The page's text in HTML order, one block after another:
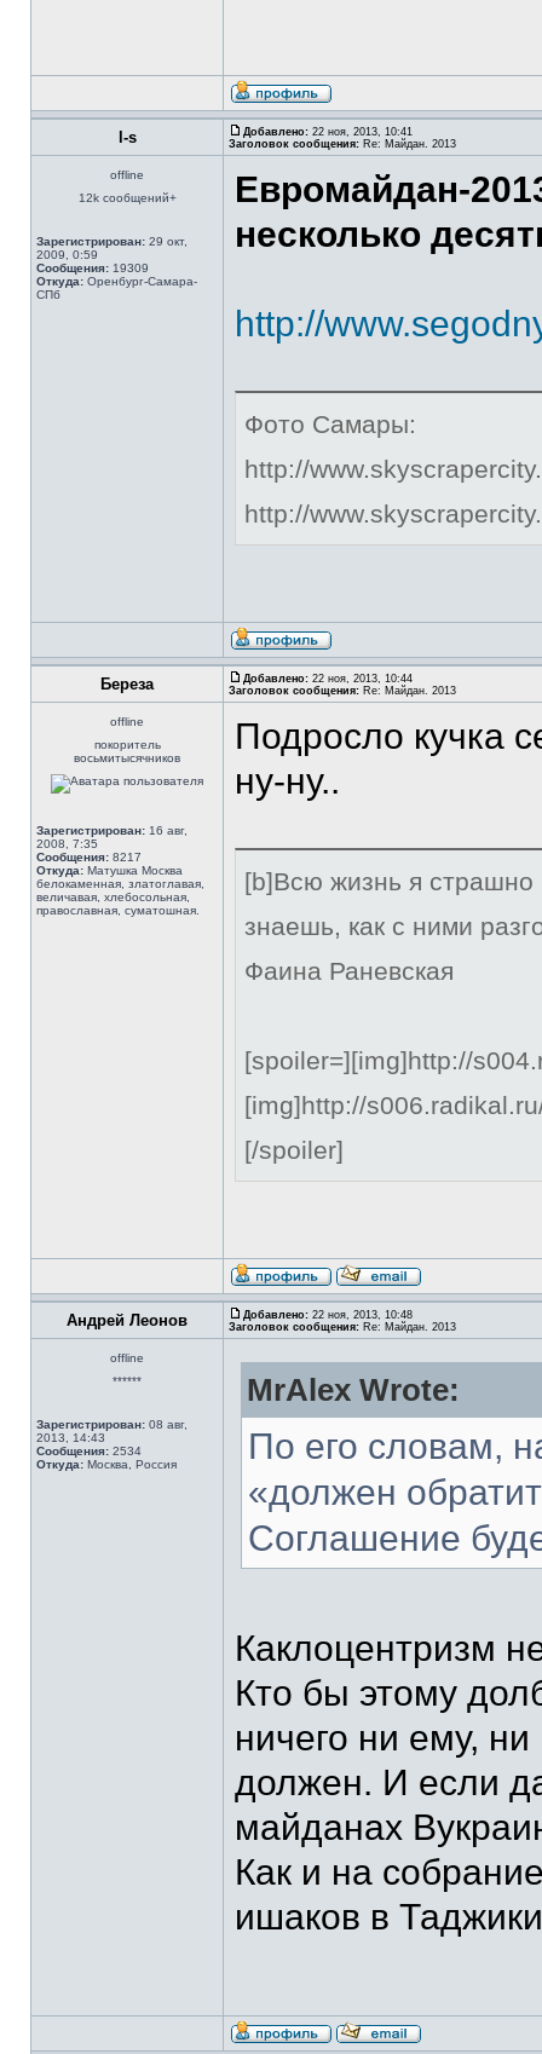
l-s Добавлено: 22 ноя, 2013, 10:41
Заголовок сообщения: Re: Майдан. 2013
offline
12k сообщений+
Зарегистрирован: 29 окт,
2009, 0:59
Сообщения: 19309
Откуда: Оренбург-Самара-
СПб
Евромайдан-
несколько
http://
Фото Самары:
http://
http://
Береза Добавлено: 22 ноя, 2013, 10:44
Заголовок сообщения: Re: Майдан. 2013
offline
покоритель
восьмитысячников
Зарегистрирован: 16 авг,
2008, 7:35
Сообщения: 8217
Откуда: Матушка Москва
белокаменная, златоглавая,
величавая, хлебосольная,
православная, суматошная.
Подросло кучка
ну-ну..
[b]Всю жизнь я страшно
знаешь, как с ними
Фаина Раневская
[spoiler=][img]http://
[img]http://
[/spoiler]
Андрей Леонов Добавлено: 22 ноя, 2013, 10:48
Заголовок сообщения: Re: Майдан. 2013
offline
******
Зарегистрирован: 08 авг,
2013, 14:43
Сообщения: 2534
Откуда: Москва, Россия
MrAlex Wrote:
По его словам,
«должен
Соглашение
Каклоцентризм
Кто бы этому
ничего ни ему,
должен. И если
майданах
Как и на
ишаков в